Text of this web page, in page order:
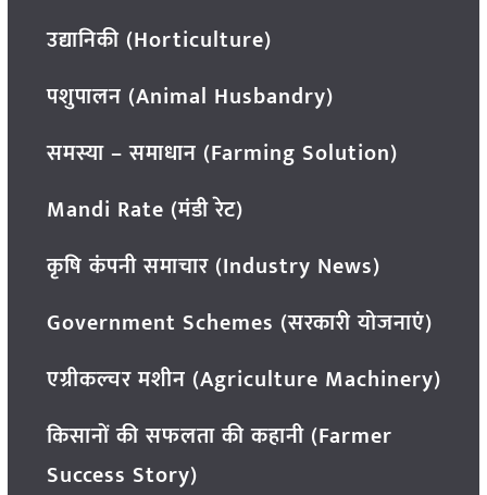
उद्यानिकी (Horticulture)
पशुपालन (Animal Husbandry)
समस्या – समाधान (Farming Solution)
Mandi Rate (मंडी रेट)
कृषि कंपनी समाचार (Industry News)
Government Schemes (सरकारी योजनाएं)
एग्रीकल्चर मशीन (Agriculture Machinery)
किसानों की सफलता की कहानी (Farmer
Success Story)